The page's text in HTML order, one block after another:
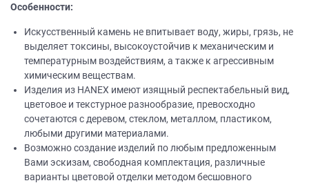
Особенности:
Искусственный камень не впитывает воду, жиры, грязь, не
выделяет токсины, высокоустойчив к механическим и
температурным воздействиям, а также к агрессивным
химическим веществам.
Изделия из НANEХ имеют изящный респектабельный вид,
цветовое и текстурное разнообразие, превосходно
сочетаются с деревом, стеклом, металлом, пластиком,
любыми другими материалами.
Возможно создание изделий по любым предложенным
Вами эскизам, свободная комплектация, различные
варианты цветовой отделки методом бесшовного